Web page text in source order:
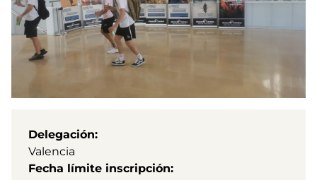
Delegación
Valencia
Fecha límite inscripción